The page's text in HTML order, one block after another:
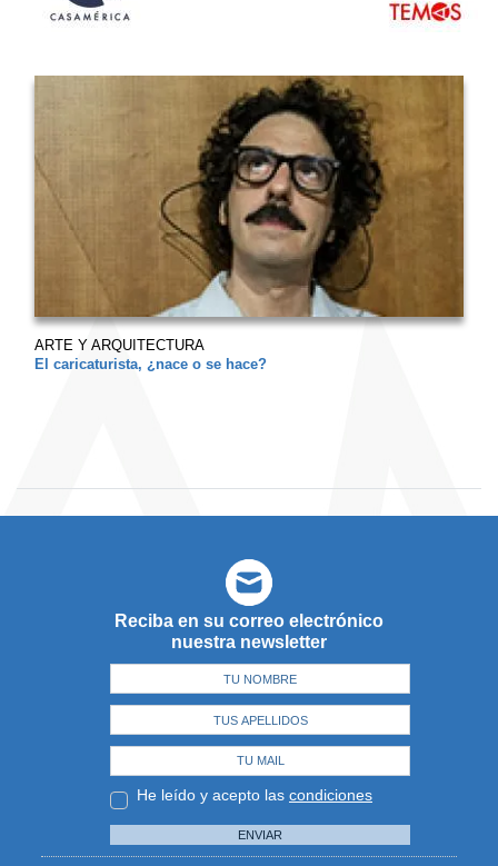
ARTE Y ARQUITECTURA
El caricaturista, ¿nace o se hace?
Reciba en su correo electrónico
nuestra newsletter
He leído y acepto las condiciones
ENVIAR